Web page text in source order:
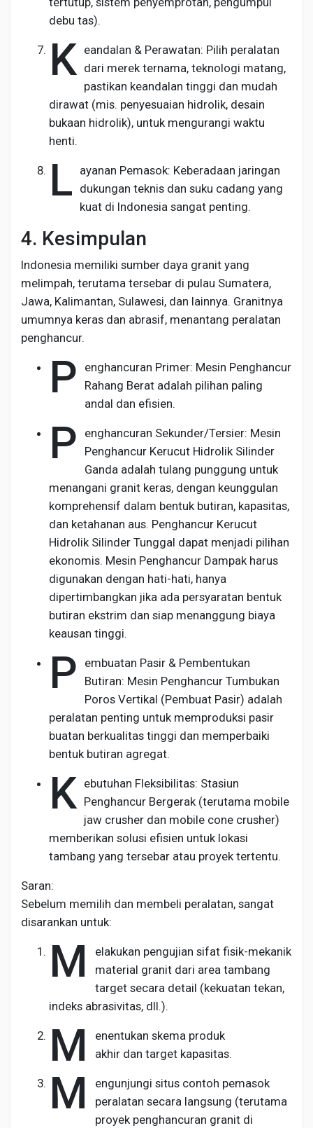
debu tas).
K eandalan & Perawatan: Pilih peralatan
dari merek ternama, teknologi matang,
pastikan keandalan tinggi dan mudah
dirawat (mis. penyesuaian hidrolik, desain
bukaan hidrolik), untuk mengurangi waktu
henti.
L ayanan Pemasok: Keberadaan jaringan
dukungan teknis dan suku cadang yang
kuat di Indonesia sangat penting.
4. Kesimpulan
Indonesia memiliki sumber daya granit yang
melimpah, terutama tersebar di pulau Sumatera,
Jawa, Kalimantan, Sulawesi, dan lainnya. Granitnya
umumnya keras dan abrasif, menantang peralatan
penghancur.
P
enghancuran Primer: Mesin Penghancur
Rahang Berat adalah pilihan paling
andal dan efisien.
P
enghancuran Sekunder/Tersier: Mesin
Penghancur Kerucut Hidrolik Silinder
Ganda adalah tulang punggung untuk
menangani granit keras, dengan keunggulan
komprehensif dalam bentuk butiran, kapasitas,
dan ketahanan aus. Penghancur Kerucut
Hidrolik Silinder Tunggal dapat menjadi pilihan
ekonomis. Mesin Penghancur Dampak harus
digunakan dengan hati-hati, hanya
dipertimbangkan jika ada persyaratan bentuk
butiran ekstrim dan siap menanggung biaya
keausan tinggi.
P
embuatan Pasir & Pembentukan
Butiran: Mesin Penghancur Tumbukan
Poros Vertikal (Pembuat Pasir) adalah
peralatan penting untuk memproduksi pasir
buatan berkualitas tinggi dan memperbaiki
bentuk butiran agregat.
K ebutuhan Fleksibilitas: Stasiun
Penghancur Bergerak (terutama mobile
jaw crusher dan mobile cone crusher)
memberikan solusi efisien untuk lokasi
tambang yang tersebar atau proyek tertentu.
Saran:
Sebelum memilih dan membeli peralatan, sangat
disarankan untuk:
M
elakukan pengujian sifat fisik-mekanik
material granit dari area tambang
target secara detail (kekuatan tekan,
indeks abrasivitas, dll.).
M
enentukan skema produk
akhir dan target kapasitas.
M
engunjungi situs contoh pemasok
peralatan secara langsung (terutama
proyek penghancuran granit di